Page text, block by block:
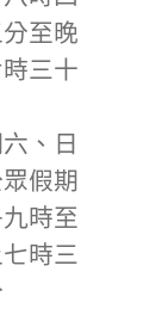
至晚
時三十
、日
假期
九時至
時三